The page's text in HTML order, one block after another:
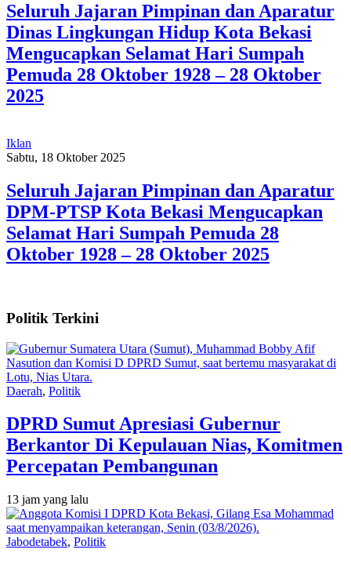
Seluruh Jajaran Pimpinan dan Aparatur
Dinas Lingkungan Hidup Kota Bekasi
Mengucapkan Selamat Hari Sumpah
Pemuda 28 Oktober 1928 – 28 Oktober
2025
Iklan
Sabtu, 18 Oktober 2025
Seluruh Jajaran Pimpinan dan Aparatur
DPM-PTSP Kota Bekasi Mengucapkan
Selamat Hari Sumpah Pemuda 28
Oktober 1928 – 28 Oktober 2025
Politik Terkini
Daerah, Politik
DPRD Sumut Apresiasi Gubernur
Berkantor Di Kepulauan Nias, Komitmen
Percepatan Pembangunan
13 jam yang lalu
Jabodetabek, Politik